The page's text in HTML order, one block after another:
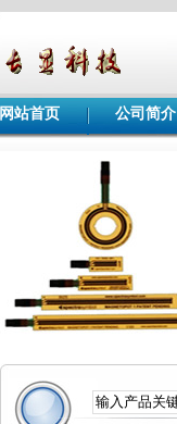
网站首页 公司简介